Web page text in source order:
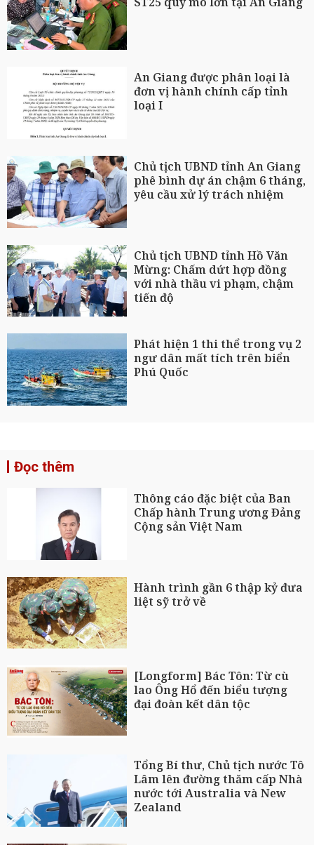
An Giang được phân loại là
đơn vị hành chính cấp tỉnh
loại I
Chủ tịch UBND tỉnh An Giang
phê bình dự án chậm 6 tháng,
yêu cầu xử lý trách nhiệm
Chủ tịch UBND tỉnh Hồ Văn
Mừng: Chấm dứt hợp đồng
với nhà thầu vi phạm, chậm
tiến độ
Phát hiện 1 thi thể trong vụ 2
ngư dân mất tích trên biển
Phú Quốc
Đọc thêm
Thông cáo đặc biệt của Ban
Chấp hành Trung ương Đảng
Cộng sản Việt Nam
Hành trình gần 6 thập kỷ đưa
liệt sỹ trở về
[Longform] Bác Tôn: Từ cù
lao Ông Hổ đến biểu tượng
đại đoàn kết dân tộc
Tổng Bí thư, Chủ tịch nước Tô
Lâm lên đường thăm cấp Nhà
nước tới Australia và New
Zealand